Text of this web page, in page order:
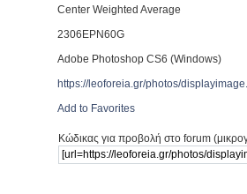
Center Weighted Average
2306EPN60G
Adobe Photoshop CS6 (Windows)
https://leoforeia.gr/photos/
Add to Favorites
Κώδικας για προβολή στο forum